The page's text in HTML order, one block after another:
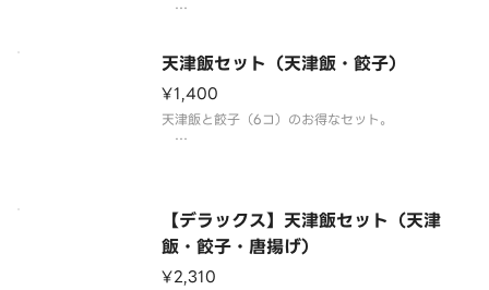
※品質保持の観点から、揚げ物類に付け合せており
ます野菜はつきません。予めご了承ください。
【バイオマススプーン】もしくは【プラスチックレ
ンゲ】は別途ご注文下さい。
天津飯セット（天津飯・餃子）
¥1,400
天津飯と餃子（6コ）のお得なセット。
【バイオマススプーン】もしくは【プラスチックレ
ンゲ】は別途ご注文下さい。
【デラックス】天津飯セット（天津
飯・餃子・唐揚げ）
¥2,310